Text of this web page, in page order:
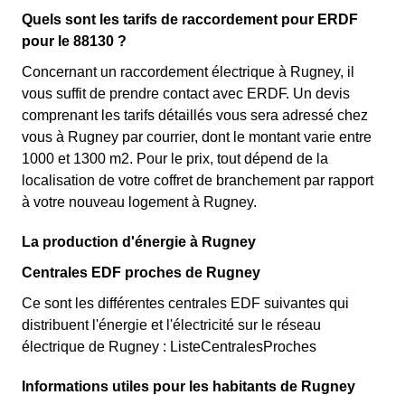
Quels sont les tarifs de raccordement pour ERDF
pour le 88130 ?
Concernant un raccordement électrique à Rugney, il
vous suffit de prendre contact avec ERDF. Un devis
comprenant les tarifs détaillés vous sera adressé chez
vous à Rugney par courrier, dont le montant varie entre
1000 et 1300 m2. Pour le prix, tout dépend de la
localisation de votre coffret de branchement par rapport
à votre nouveau logement à Rugney.
La production d'énergie à Rugney
Centrales EDF proches de Rugney
Ce sont les différentes centrales EDF suivantes qui
distribuent l'énergie et l'électricité sur le réseau
électrique de Rugney : ListeCentralesProches
Informations utiles pour les habitants de Rugney